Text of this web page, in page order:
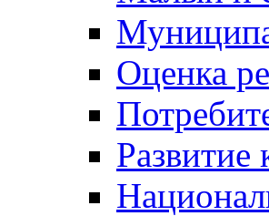
Оценка
Развитие